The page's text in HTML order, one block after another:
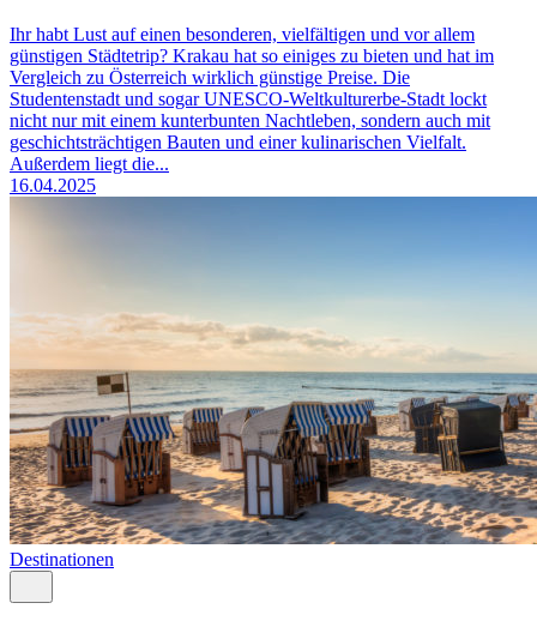
Ihr habt Lust auf einen besonderen, vielfältigen und vor allem
günstigen Städtetrip? Krakau hat so einiges zu bieten und hat im
Vergleich zu Österreich wirklich günstige Preise. Die
Studentenstadt und sogar UNESCO-Weltkulturerbe-Stadt lockt
nicht nur mit einem kunterbunten Nachtleben, sondern auch mit
geschichtsträchtigen Bauten und einer kulinarischen Vielfalt.
Außerdem liegt die...
16.04.2025
Destinationen